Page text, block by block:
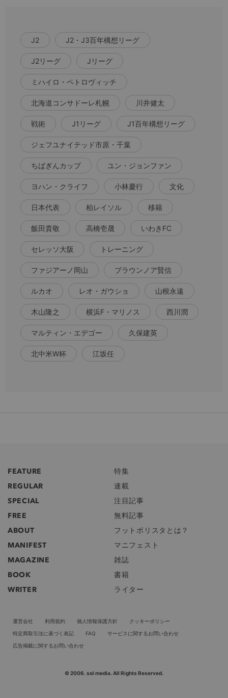
J2 J2・J3百年構想リーグ
J2リーグ Jリーグ
ミハイロ・ペトロヴィッチ
北海道コンサドーレ札幌 川井健太
戦術 J1リーグ J1百年構想リーグ
ジェフユナイテッド市原・千葉
ちばぎんカップ ユン・ジョンファン
ヨハン・クライフ 小林慶行 文化
日本代表 柏レイソル 移籍
飯田貴敬 高橋壱晟 いわきFC
セレッソ大阪 トレーニング
ファジアーノ岡山 ブラウンノア賢信
ルカオ レオ・ガウショ 山根永遠
木山隆之 横浜F・マリノス 西川潤
マルティン・エデゴー 久保建英
北中米W杯 江坂任
FEATURE
特集
REGULAR
連載
SPECIAL
注目記事
FREE
無料記事
ABOUT
フットボリスタとは？
MANIFEST
マニフェスト
MAGAZINE
雑誌
BOOK
書籍
WRITER
ライター
運営会社 利用規約 個人情報保護方針
クッキーポリシー
特定商取引法に基づく表記
FAQ
サービスに関するお問い合わせ
広告掲載に関するお問い合わせ
© 2006. sol media. All Rights Reserved.